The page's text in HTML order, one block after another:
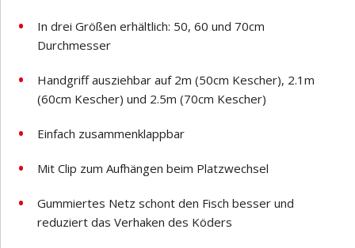
In drei Größen erhältlich: 50, 60 und 70cm
Durchmesser
Handgriff ausziehbar auf 2m (50cm Kescher), 2.1m
(60cm Kescher) und 2.5m (70cm Kescher)
Einfach zusammenklappbar
Mit Clip zum Aufhängen beim Platzwechsel
Gummiertes Netz schont den Fisch besser und
reduziert das Verhaken des Köders